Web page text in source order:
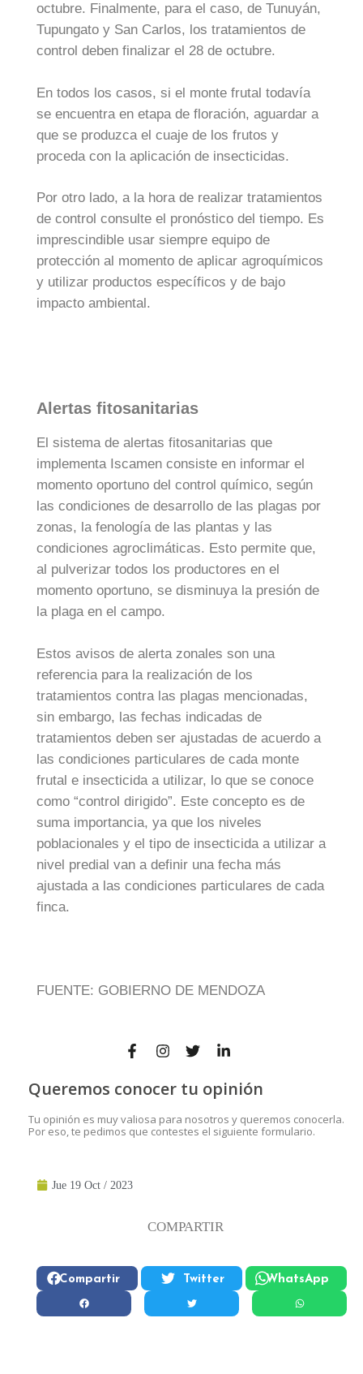
octubre. Finalmente, para el caso, de Tunuyán,
Tupungato y San Carlos, los tratamientos de
control deben finalizar el 28 de octubre.
En todos los casos, si el monte frutal todavía
se encuentra en etapa de floración, aguardar a
que se produzca el cuaje de los frutos y
proceda con la aplicación de insecticidas.
Por otro lado, a la hora de realizar tratamientos
de control consulte el pronóstico del tiempo. Es
imprescindible usar siempre equipo de
protección al momento de aplicar agroquímicos
y utilizar productos específicos y de bajo
impacto ambiental.
Alertas fitosanitarias
El sistema de alertas fitosanitarias que
implementa Iscamen consiste en informar el
momento oportuno del control químico, según
las condiciones de desarrollo de las plagas por
zonas, la fenología de las plantas y las
condiciones agroclimáticas. Esto permite que,
al pulverizar todos los productores en el
momento oportuno, se disminuya la presión de
la plaga en el campo.
Estos avisos de alerta zonales son una
referencia para la realización de los
tratamientos contra las plagas mencionadas,
sin embargo, las fechas indicadas de
tratamientos deben ser ajustadas de acuerdo a
las condiciones particulares de cada monte
frutal e insecticida a utilizar, lo que se conoce
como “control dirigido”. Este concepto es de
suma importancia, ya que los niveles
poblacionales y el tipo de insecticida a utilizar a
nivel predial van a definir una fecha más
ajustada a las condiciones particulares de cada
finca.
FUENTE: GOBIERNO DE MENDOZA
Queremos conocer tu opinión
Tu opinión es muy valiosa para nosotros y queremos conocerla.
Por eso, te pedimos que contestes el siguiente formulario.
Jue 19 Oct / 2023
COMPARTIR
Compartir Twitter WhatsApp